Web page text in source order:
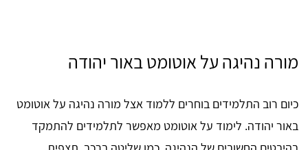
מורה נהיגה על אוטומט באור יהודה
כיום רוב התלמידים בוחרים ללמוד אצל מורה נהיגה על אוטומט
באור יהודה. לימוד על אוטומט מאפשר לתלמידים להתמקד